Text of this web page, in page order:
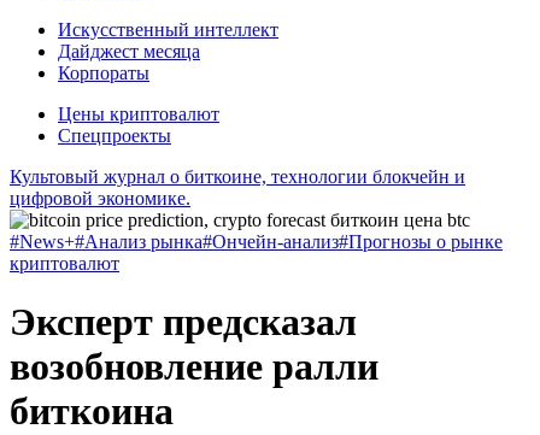
Искусственный интеллект
Дайджест месяца
Корпораты
Цены криптовалют
Спецпроекты
Культовый журнал о биткоине, технологии блокчейн и
цифровой экономике.
#News+#Анализ рынка#Ончейн-анализ#Прогнозы о рынке
криптовалют
Эксперт предсказал
возобновление ралли
биткоина